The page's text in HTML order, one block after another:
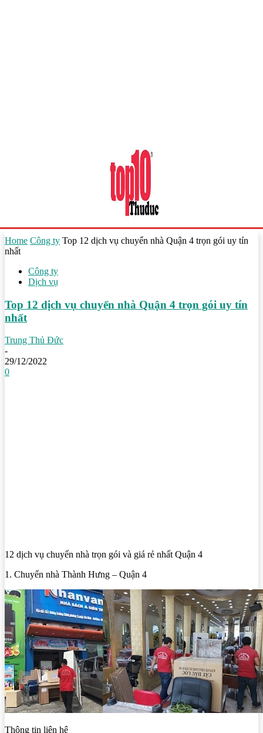
Home Công ty Top 12 dịch vụ chuyển nhà Quận 4 trọn gói uy tín
nhất
Công ty
Dịch vụ
Top 12 dịch vụ chuyển nhà Quận 4 trọn gói uy tín
nhất
Trung Thủ Đức
-
29/12/2022
0
12 dịch vụ chuyển nhà trọn gói và giá rẻ nhất Quận 4
1. Chuyển nhà Thành Hưng – Quận 4
Thông tin liên hệ